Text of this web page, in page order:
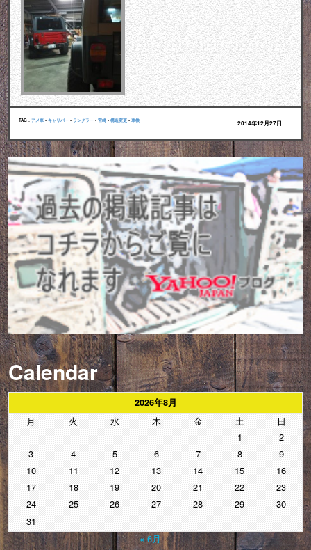
TAG : アメ車 • キャリパー • ラングラー • 宮崎 • 構造変更 • 車検 2014年12月27日
Calendar
2026年8月
月 火 水 木 金 土
日
1
2
3
4 5 6 7 8
9
10
11 12 13 14 15
16
17
18 19 20 21 22
23
24
25 26 27 28 29
30
31
« 6月